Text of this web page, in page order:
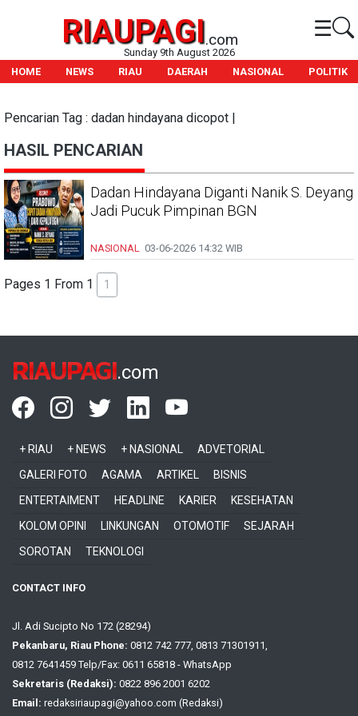
RIAUPAGI.com ☰
Sunday 9th August 2026
HOME
NEWS RIAU DAERAH NASIONAL POLITIK
Pencarian Tag : dadan hindayana dicopot |
HASIL PENCARIAN
Dadan Hindayana Diganti Nanik S. Deyang
Jadi Pucuk Pimpinan BGN
NASIONAL 03-06-2026 14:32 WIB
Pages 1 From 1 1
RIAUPAGI.com
+ RIAU + NEWS + NASIONAL
ADVETORIAL
GALERI FOTO
AGAMA ARTIKEL
BISNIS
ENTERTAIMENT
HEADLINE KARIER
KESEHATAN
KOLOM OPINI
LINKUNGAN OTOMOTIF
SEJARAH
SOROTAN
TEKNOLOGI
CONTACT INFO
Jl. Adi Sucipto No 172 (28294)
Pekanbaru, Riau Phone: 0812 742 777, 0813 71301911,
0812 7641459 Telp/Fax: 0611 65818 - WhatsApp
Sekretaris (Redaksi): 0822 896 2001 6202
Email: redaksiriaupagi@yahoo.com (Redaksi)